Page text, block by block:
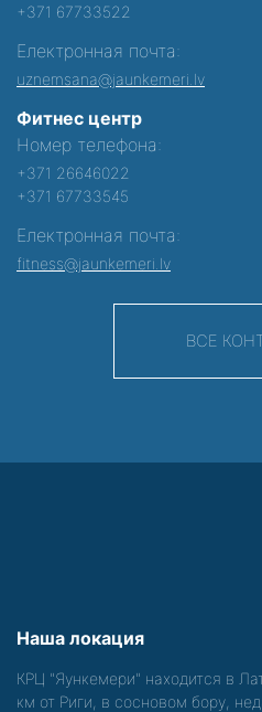
+371 67733522
Електронная почта:
uznemsana@jaunkemeri.lv
Фитнес центр
Номер телефона:
+371 26646022
+371 67733545
Електронная почта:
fitness@jaunkemeri.lv
ВСЕ
Наша локация
КРЦ "Яункемери" находится в
км от Риги, в сосновом бору,